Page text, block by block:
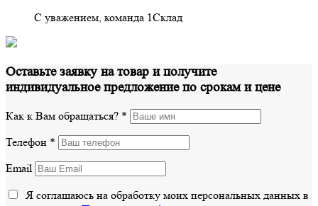
С уважением, команда 1Склад
Оставьте заявку на товар и получите
индивидуальное предложение по срокам и цене
Как к Вам обращаться? *
Телефон *
Email
Я соглашаюсь на обработку моих персональных данных в